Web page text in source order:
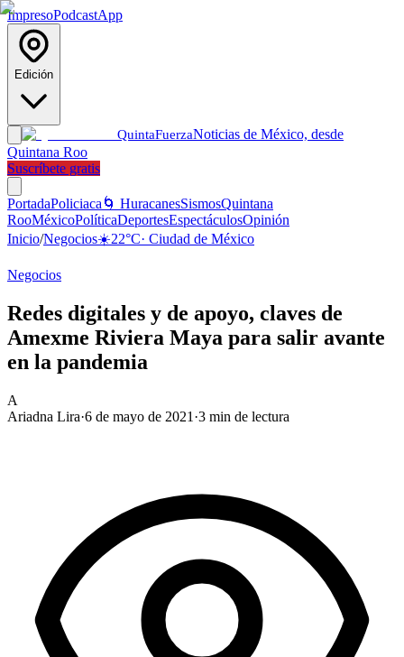
ImpresoPodcastApp
Edición
QuintaFuerzaNoticias de México, desde
Quintana Roo
Suscríbete gratis
PortadaPoliciaca 🌀 HuracanesSismosQuintana
RooMéxicoPolíticaDeportesEspectáculosOpinión
Inicio/Negocios☀️22°C· Ciudad de México
Negocios
Redes digitales y de apoyo, claves de
Amexme Riviera Maya para salir avante
en la pandemia
A
Ariadna Lira·6 de mayo de 2021 ·3 min de lectura